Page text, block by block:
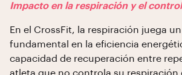
Impacto en la respiración y el
En el CrossFit, la respiración juega un
fundamental en la eficiencia
capacidad de recuperación entre